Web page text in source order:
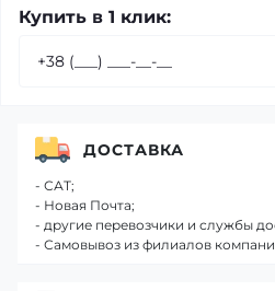
Купить в 1 клик:
ДОСТАВКА
- САТ;
- Новая Почта;
- другие перевозчики и службы
- Самовывоз из филиалов